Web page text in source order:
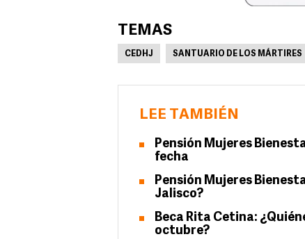
TEMAS
CEDHJ SANTUARIO DE LOS MÁRTIRES
LEE TAMBIÉN
Pensión Mujeres
fecha
Pensión Mujeres
Jalisco?
Beca Rita Cetina:
octubre?